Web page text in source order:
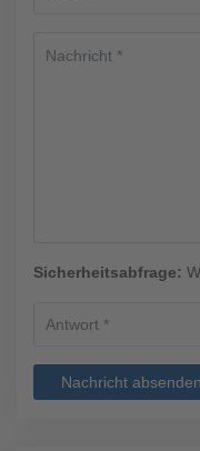
Sicherheitsabfrage:
Nachricht absenden